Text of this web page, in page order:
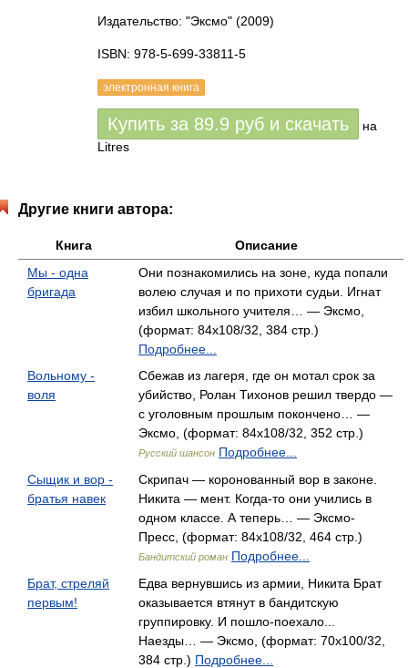
Издательство: "Эксмо" (2009)
ISBN: 978-5-699-33811-5
электронная книга
Купить за 89.9 руб и скачать
на
Litres
Другие книги автора:
Книга
Описание
Мы - одна
бригада
Они познакомились на зоне, куда попали
волею случая и по прихоти судьи. Игнат
избил школьного учителя… — Эксмо,
(формат: 84x108/32, 384 стр.)
Подробнее...
Вольному -
воля
Сбежав из лагеря, где он мотал срок за
убийство, Ролан Тихонов решил твердо —
с уголовным прошлым покончено… —
Эксмо, (формат: 84x108/32, 352 стр.)
Русский шансон Подробнее...
Сыщик и вор -
братья навек
Скрипач — коронованный вор в законе.
Никита — мент. Когда-то они учились в
одном классе. А теперь… — Эксмо-
Пресс, (формат: 84x108/32, 464 стр.)
Бандитский роман Подробнее...
Брат, стреляй
первым!
Едва вернувшись из армии, Никита Брат
оказывается втянут в бандитскую
группировку. И пошло-поехало...
Наезды… — Эксмо, (формат: 70x100/32,
384 стр.) Подробнее...